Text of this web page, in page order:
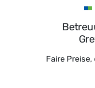
Faire